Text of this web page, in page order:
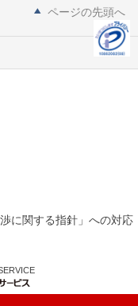
ページの先頭へ
に関する指針」への対応